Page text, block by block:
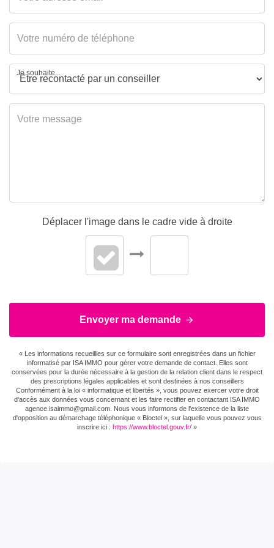
Type Chauffage Mixte
des Risques et
Pollutions (ERP)
Soumis à l'affichage
Energétique
Consommation
énergie primaire
E
Valeur
consommation
229 kWh/m2 par an
Je souhaite...
Déplacer l'image dans le cadre vide à droite
Envoyer ma demande
« Les informations recueillies sur ce formulaire sont enregistrées dans un fichier
informatisé par ISA IMMO pour gérer votre demande de contact. Elles sont
conservées pour la durée nécessaire à la gestion de la relation client dans le respect
des prescriptions légales applicables et sont destinées à nos conseillers
Conformément à la loi « informatique et libertés », vous pouvez exercer votre droit
d'accès aux données vous concernant et les faire rectifier en contactant ISA IMMO
agence.isaimmo@gmail.com . Nous vous informons de l'existence de la liste
d'opposition au démarchage téléphonique « Bloctel », sur laquelle vous pouvez vous
inscrire ici : https://www.bloctel.gouv.fr/ »